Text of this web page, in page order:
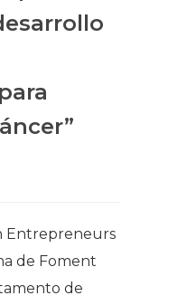
Entrepreneurs
de Foment
de